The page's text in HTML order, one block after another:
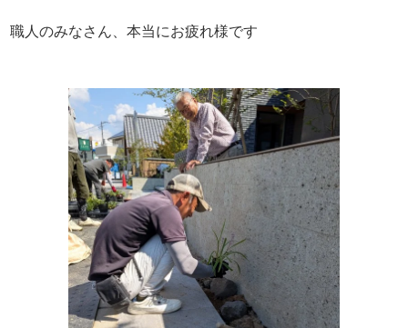
職人のみなさん、本当にお疲れ様です